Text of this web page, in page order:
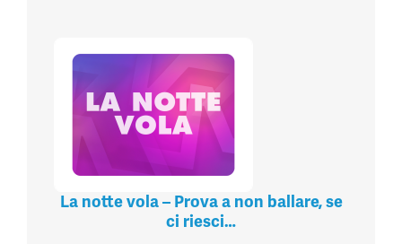
La notte vola – Prova a non ballare, se
ci riesci…